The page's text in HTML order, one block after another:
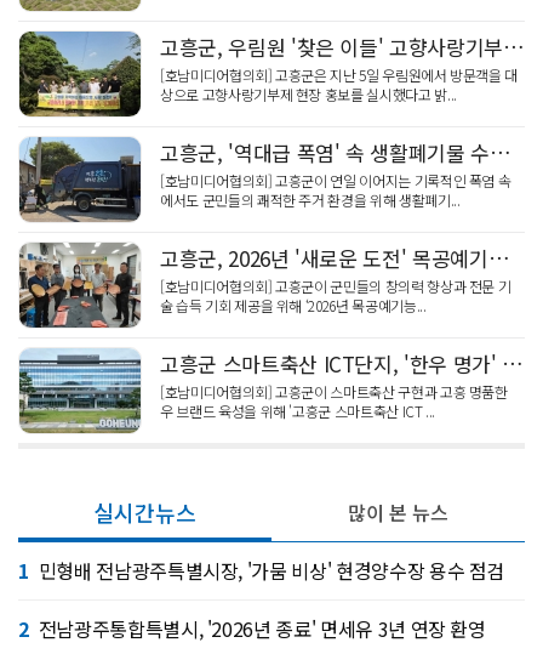
고흥군, 우림원 '찾은 이들' 고향사랑기부제 홍보
[호남미디어협의회] 고흥군은 지난 5일 우림원에서 방문객을 대
상으로 고향사랑기부제 현장 홍보를 실시했다고 밝...
고흥군, '역대급 폭염' 속 생활폐기물 수거 총력
[호남미디어협의회] 고흥군이 연일 이어지는 기록적인 폭염 속
에서도 군민들의 쾌적한 주거 환경을 위해 생활폐기...
고흥군, 2026년 '새로운 도전' 목공예기능인 2기 교육생 모집
[호남미디어협의회] 고흥군이 군민들의 창의력 향상과 전문 기
술 습득 기회 제공을 위해 ‘2026년 목공예기능...
고흥군 스마트축산 ICT단지, '한우 명가' 이끌 2차 입주 모집
[호남미디어협의회] 고흥군이 스마트축산 구현과 고흥 명품한
우 브랜드 육성을 위해 '고흥군 스마트축산 ICT ...
실시간뉴스
1 민형배 전남광주특별시장, '가뭄 비상' 현경양수장 용수 점검
2 전남광주통합특별시, '2026년 종료' 면세유 3년 연장 환영
많이 본 뉴스